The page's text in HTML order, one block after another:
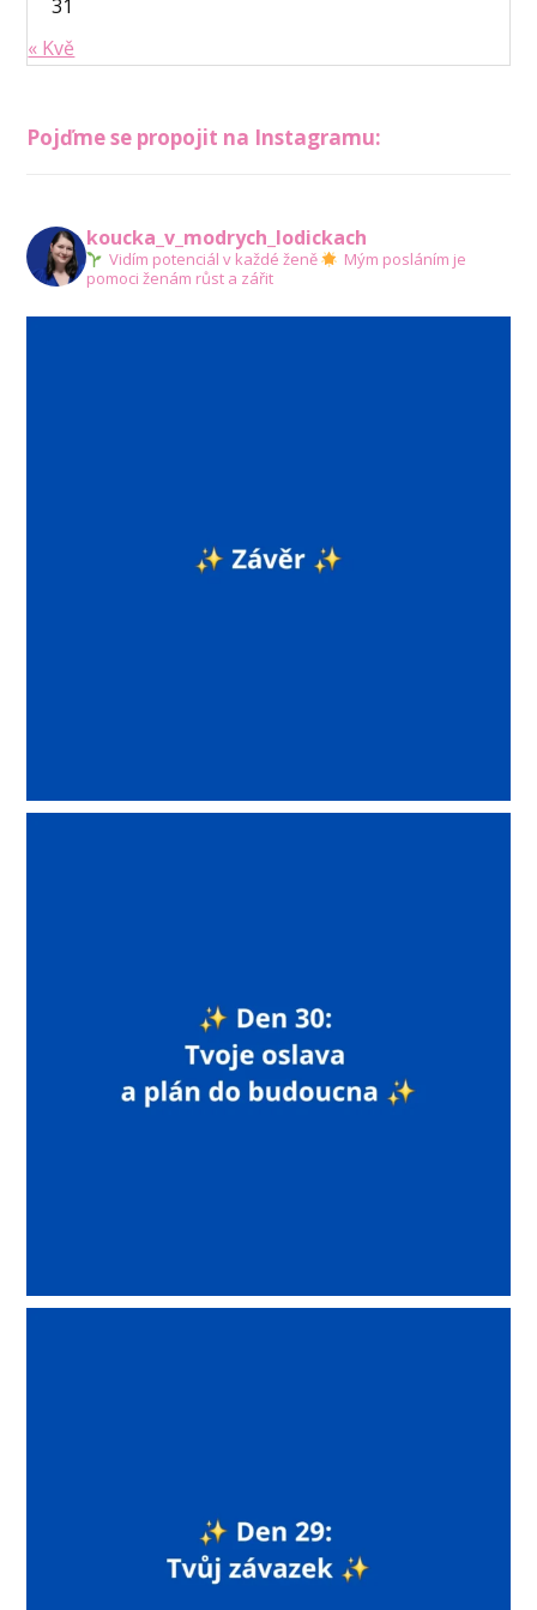
31
« Kvě
Pojďme se propojit na Instagramu:
koucka_v_modrych_lodickach
Vidím potenciál v každé ženě
Mým posláním je
pomoci ženám růst a zářit